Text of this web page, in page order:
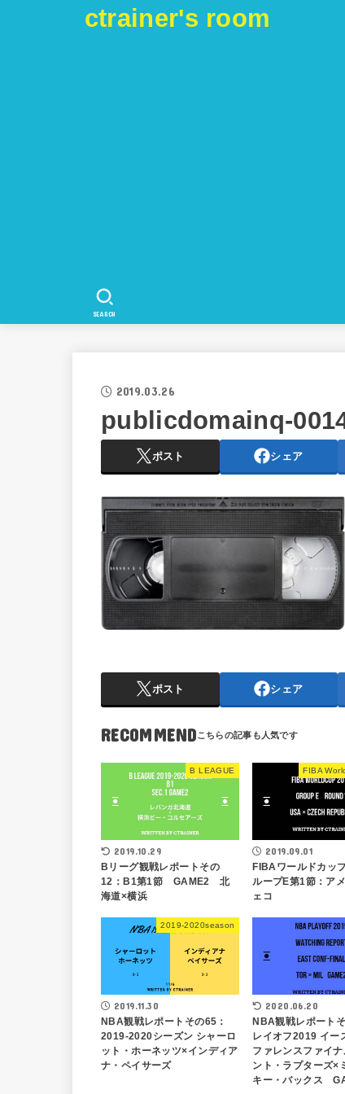
ctrainer's room
SEARCH
2019.03.26
publicdomainq-
ポスト シェア
ポスト シェア
RECOMMEND
B LEAGUE
2019.10.29
Bリーグ観戦レポートその
12：B1第1節 GAME2 北
海道×横浜
FIBA
2019.09.01
FIBAワールドカッ
ループE第1節：ア
ェコ
2019-2020season
2019.11.30
NBA観戦レポートその65：
2019-2020シーズン シャーロ
ット・ホーネッツ×インディア
ナ・ペイサーズ
2020.06.20
NBA観戦レポート
レイオフ2019 イー
ファレンスファイ
ント・ラプターズ×
キー・バックス